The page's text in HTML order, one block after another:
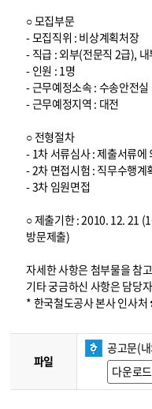
○ 모집부문
- 모집직위 : 비상계획처장
- 직급 : 외부(전문직 2급),
- 인원 : 1명
- 근무예정소속 : 수송안전실
- 근무예정지역 : 대전
○ 전형절차
- 1차 서류심사 : 제출서류에
- 2차 면접시험 : 직무수행계
- 3차 임원면접
○ 제출기한 : 2010. 12. 21
방문제출)
자세한 사항은 첨부물을 참
기타 궁금하신 사항은 담당
* 한국철도공사 본사 인사
파일
공고문(
다운로드